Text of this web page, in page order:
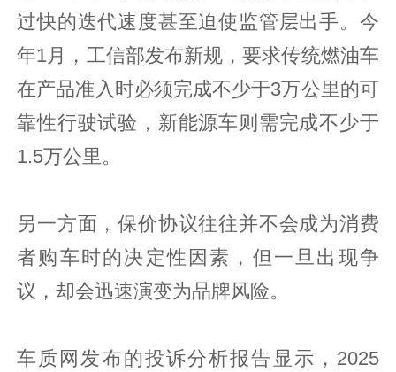
过快的迭代速度甚至迫使监管层出手。今
年1月，工信部发布新规，要求传统燃油车
在产品准入时必须完成不少于3万公里的可
靠性行驶试验，新能源车则需完成不少于
1.5万公里。
另一方面，保价协议往往并不会成为消费
者购车时的决定性因素，但一旦出现争
议，却会迅速演变为品牌风险。
车质网发布的投诉分析报告显示，2025